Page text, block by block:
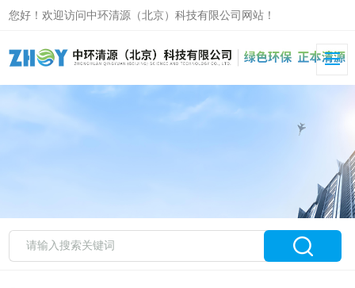
您好！欢迎访问中环清源（北京）科技有限公司网站！